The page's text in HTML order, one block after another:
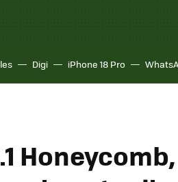
Digi iPhone 18 Pro